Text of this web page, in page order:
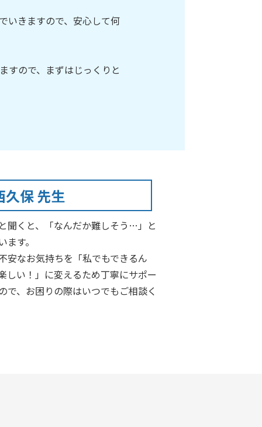
いきますので、安心して何
すので、まずはじっくりと
久保 先生
聞くと、「なんだか難しそう…」と
す。
安なお気持ちを「私でもできるん
しい！」に変えるため丁寧にサポー
で、お困りの際はいつでもご相談く